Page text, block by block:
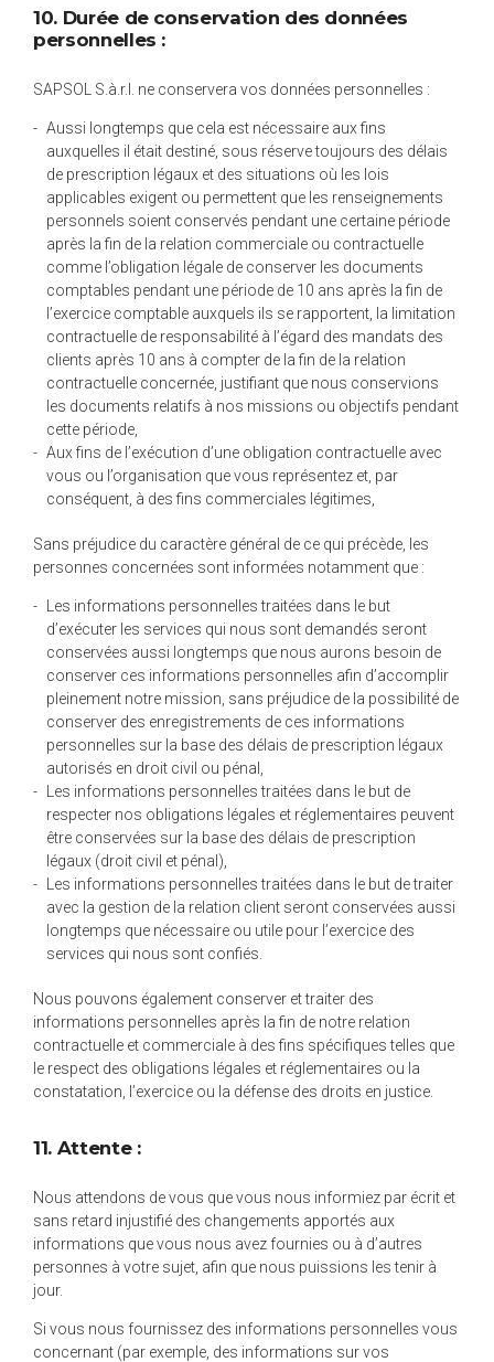
10. Durée de conservation des données
personnelles :
SAPSOL S.à.r.l. ne conservera vos données personnelles :
Aussi longtemps que cela est nécessaire aux fins
auxquelles il était destiné, sous réserve toujours des délais
de prescription légaux et des situations où les lois
applicables exigent ou permettent que les renseignements
personnels soient conservés pendant une certaine période
après la fin de la relation commerciale ou contractuelle
comme l’obligation légale de conserver les documents
comptables pendant une période de 10 ans après la fin de
l’exercice comptable auxquels ils se rapportent, la limitation
contractuelle de responsabilité à l’égard des mandats des
clients après 10 ans à compter de la fin de la relation
contractuelle concernée, justifiant que nous conservions
les documents relatifs à nos missions ou objectifs pendant
cette période,
Aux fins de l’exécution d’une obligation contractuelle avec
vous ou l’organisation que vous représentez et, par
conséquent, à des fins commerciales légitimes,
Sans préjudice du caractère général de ce qui précède, les
personnes concernées sont informées notamment que :
Les informations personnelles traitées dans le but
d’exécuter les services qui nous sont demandés seront
conservées aussi longtemps que nous aurons besoin de
conserver ces informations personnelles afin d’accomplir
pleinement notre mission, sans préjudice de la possibilité de
conserver des enregistrements de ces informations
personnelles sur la base des délais de prescription légaux
autorisés en droit civil ou pénal,
Les informations personnelles traitées dans le but de
respecter nos obligations légales et réglementaires peuvent
être conservées sur la base des délais de prescription
légaux (droit civil et pénal),
Les informations personnelles traitées dans le but de traiter
avec la gestion de la relation client seront conservées aussi
longtemps que nécessaire ou utile pour l’exercice des
services qui nous sont confiés.
Nous pouvons également conserver et traiter des
informations personnelles après la fin de notre relation
contractuelle et commerciale à des fins spécifiques telles que
le respect des obligations légales et réglementaires ou la
constatation, l’exercice ou la défense des droits en justice.
11. Attente :
Nous attendons de vous que vous nous informiez par écrit et
sans retard injustifié des changements apportés aux
informations que vous nous avez fournies ou à d’autres
personnes à votre sujet, afin que nous puissions les tenir à
jour.
Si vous nous fournissez des informations personnelles vous
concernant (par exemple, des informations sur vos